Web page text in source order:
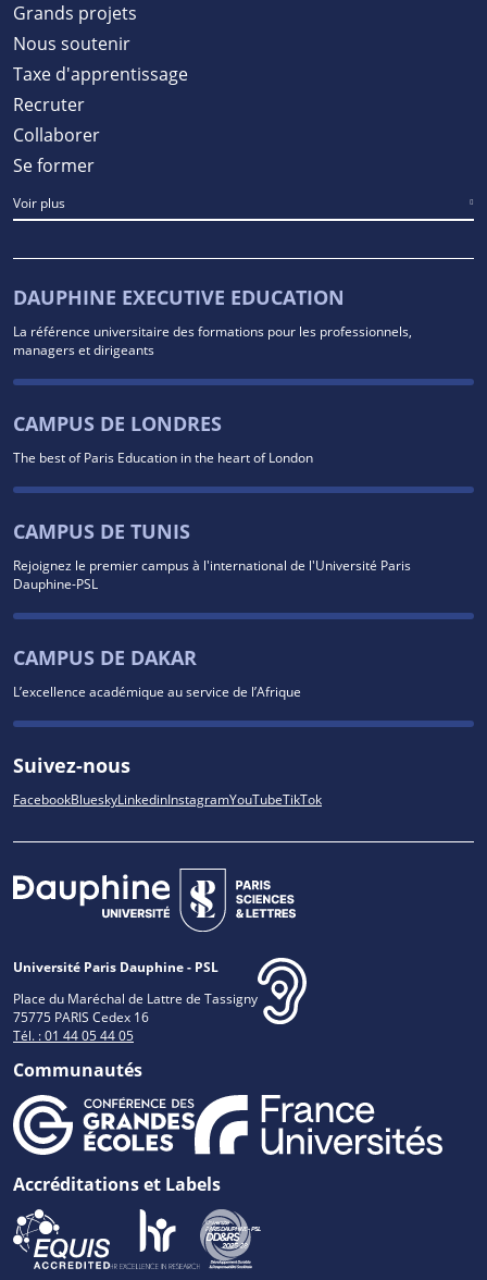
Grands projets
Nous soutenir
Taxe d'apprentissage
Recruter
Collaborer
Se former
Voir plus
DAUPHINE EXECUTIVE EDUCATION
La référence universitaire des formations pour les professionnels,
managers et dirigeants
CAMPUS DE LONDRES
The best of Paris Education in the heart of London
CAMPUS DE TUNIS
Rejoignez le premier campus à l'international de l'Université Paris
Dauphine-PSL
CAMPUS DE DAKAR
L’excellence académique au service de l’Afrique
Suivez-nous
FacebookBlueskyLinkedinInstagramYouTubeTikTok
Université Paris Dauphine - PSL
Place du Maréchal de Lattre de Tassigny
75775 PARIS Cedex 16
Tél. : 01 44 05 44 05
Communautés
Accréditations et Labels